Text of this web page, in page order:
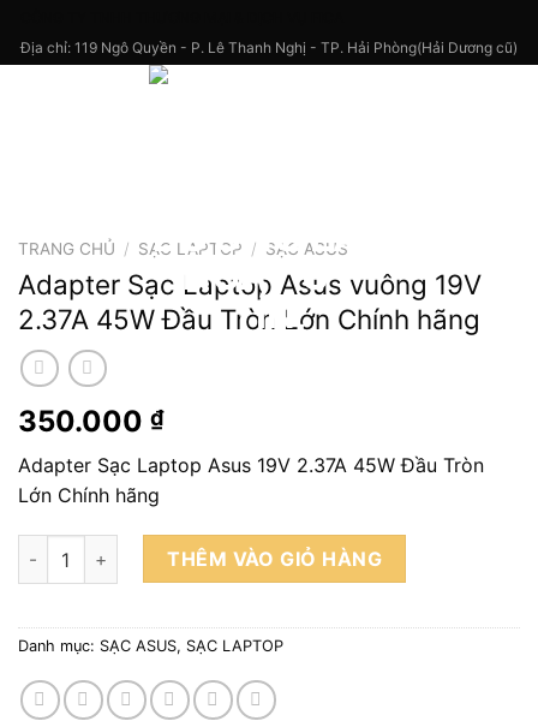
Địa chỉ: 119 Ngô Quyền - P. Lê Thanh Nghị - TP. Hải Phòng(Hải Dương cũ)
TRANG CHỦ / SẠC LAPTOP / SẠC ASUS
Adapter Sạc Laptop Asus vuông 19V
2.37A 45W Đầu Tròn Lớn Chính hãng
350.000 ₫
Adapter Sạc Laptop Asus 19V 2.37A 45W Đầu Tròn
Lớn Chính hãng
Adapter Sạc Laptop Asus vuông 19V 2.37A 45W Đầu Tròn
THÊM VÀO GIỎ HÀNG
Danh mục: SẠC ASUS, SẠC LAPTOP